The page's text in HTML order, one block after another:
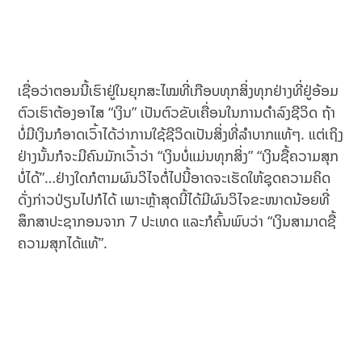
ເຊື່ອວ່າຕອນນີ້ເຮົາຢູ່ໃນຍຸກສະໄໝທີ່ເກືອບທຸກສິ່ງທຸກຢ່າງທີ່ຢູ່ອ້ອມ
ຕົວເຮົາຕ້ອງອາໄສ “ເງິນ” ເປັນຕົວຂັບເຄື່ອນໃນການດໍາລົງຊີວິດ ຖ້າ
ບໍ່ມີເງິນກໍອາດເວົ້າໄດ້ວ່າການໃຊ້ຊີວິດເປັນສິ່ງທີ່ລຳບາກແທ້ໆ. ແຕ່ເຖິງ
ຢ່າງນັ້ນກໍຈະມີຄົນມັກເວົ້າວ່າ “ເງິນບໍ່ແມ່ນທຸກສິ່ງ” “ເງິນຊື້ຄວາມສຸກ
ບໍ່ໄດ້”…ຢ່າງໃດກໍຕາມຜົນວິໄຈຕໍ່ໄປນີ້ອາດຈະເຮັດໃຫ້ຊຸດຄວາມຄິດ
ດັ່ງກ່າວປ່ຽນໄປກໍໄດ້ ເພາະຫຼ້າສຸດນີ້ໄດ້ມີຜົນວິໄຈຂະໜາດນ້ອຍທີ່
ສຶກສາປະຊາກອນຈາກ 7 ປະເທດ ແລະກໍຄົ້ນພົບວ່າ “ເງິນສາມາດຊື້
ຄວາມສຸກໄດ້ແທ້”.